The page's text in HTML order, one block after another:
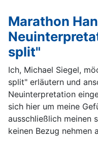
Marathon
split"
Ich, Michael Siegel,
split" erläutern und
Neuinterpretation
sich hier um meine
ausschließlich meinen
keinen Bezug nehmen